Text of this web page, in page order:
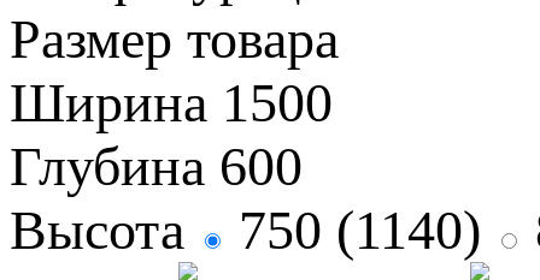
Размер товара
Ширина 1500
Глубина 600
Высота
750 (1140)